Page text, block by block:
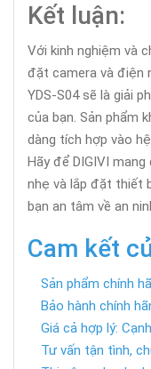
Kết luận:
Với kinh nghiệm và
đặt camera và điện
YDS-S04 sẽ là giải
của bạn. Sản phẩm
dàng tích hợp vào
Hãy để DIGIVI
nhẹ và lắp đặt thiết
bạn an tâm về an
Cam kết
Sản phẩm chính
Bảo hành chính
Giá cả hợp lý:
Tư vấn tận tình,